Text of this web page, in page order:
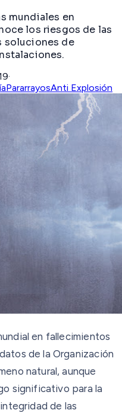
mundiales en
los riesgos de las
soluciones de
·
PararrayosAnti Explosión
en fallecimientos
de la Organización
natural, aunque
significativo para la
de las